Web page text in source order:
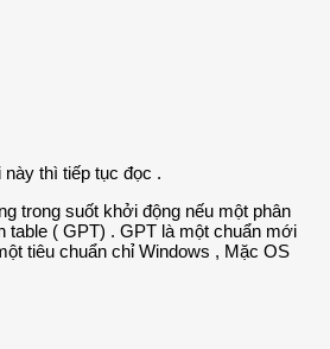
thì tiếp tục đọc .
trong suốt khởi động nếu một phân
table ( GPT) . GPT là một chuẩn mới
tiêu chuẩn chỉ Windows , Mặc OS